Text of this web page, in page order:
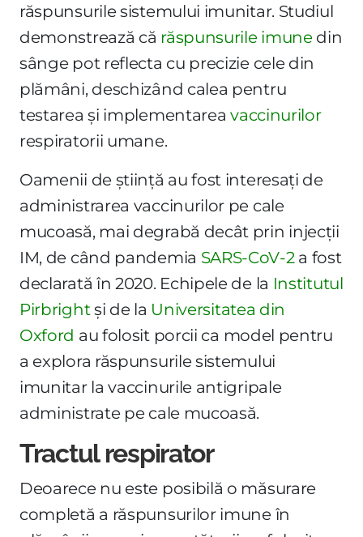
răspunsurile sistemului imunitar. Studiul
demonstrează că răspunsurile imunedin
sânge pot reflecta cu precizie cele din
plămâni, deschizând calea pentru
testarea și implementareavaccinurilor
respiratorii umane.
Oamenii de știință au fost interesați de
administrarea vaccinurilor pe cale
mucoasă, mai degrabă decât prin injecții
IM, de când pandemia SARS-CoV-2a fost
declarată în 2020. Echipele de la Institutul
Pirbrightși de la Universitatea din
Oxford au folosit porcii ca model pentru
a explora răspunsurile sistemului
imunitar la vaccinurile antigripale
administrate pe cale mucoasă.
Tractul respirator
Deoarece nu este posibilă o măsurare
completă a răspunsurilor imune în